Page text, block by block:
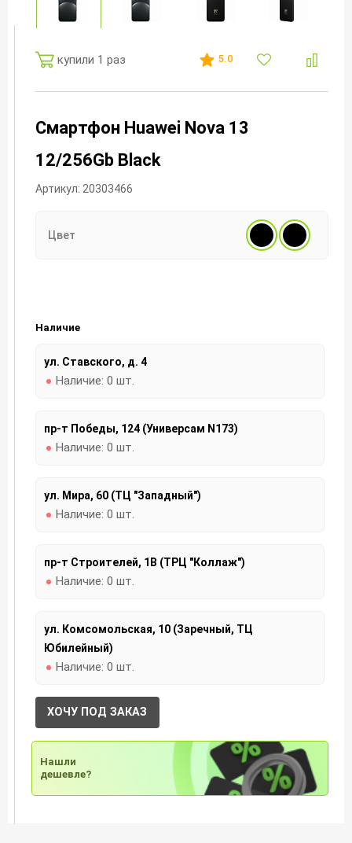
купили 1 раз 5.0
Смартфон Huawei Nova 13
12/256Gb Black
Артикул: 20303466
Цвет
Наличие
ул. Ставского, д. 4
Наличие: 0 шт.
пр-т Победы, 124 (Универсам N173)
Наличие: 0 шт.
ул. Мира, 60 (ТЦ "Западный")
Наличие: 0 шт.
пр-т Строителей, 1В (ТРЦ "Коллаж")
Наличие: 0 шт.
ул. Комсомольская, 10 (Заречный, ТЦ
Юбилейный)
Наличие: 0 шт.
ХОЧУ ПОД ЗАКАЗ
Нашли
дешевле?